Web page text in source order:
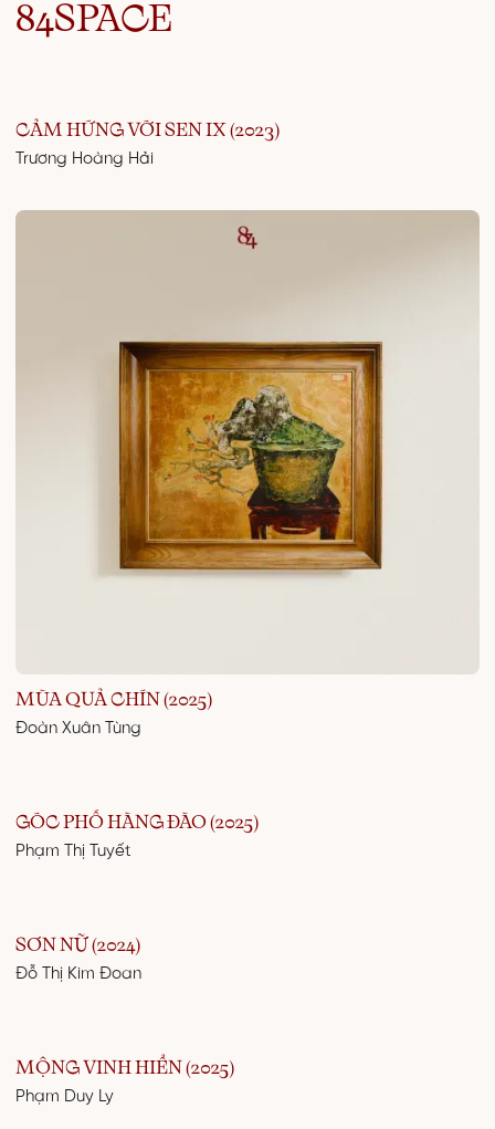
84SPACE
CẢM HỨNG VỚI SEN IX (2023)
Trương Hoàng Hải
MÙA QUẢ CHÍN (2025)
Đoàn Xuân Tùng
GÓC PHỐ HÀNG ĐÀO (2025)
Phạm Thị Tuyết
SƠN NỮ (2024)
Đỗ Thị Kim Đoan
MỘNG VINH HIỂN (2025)
Phạm Duy Ly